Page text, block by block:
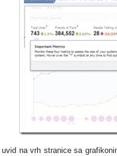
na vrh stranice sa